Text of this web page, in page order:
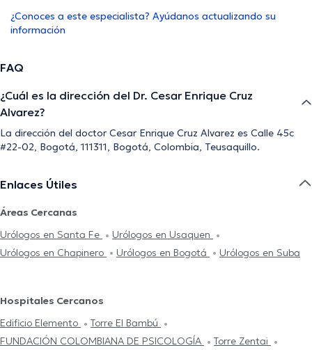
¿Conoces a este especialista? Ayúdanos actualizando su
información
FAQ
¿Cuál es la dirección del Dr. Cesar Enrique Cruz
Alvarez?
La dirección del doctor Cesar Enrique Cruz Alvarez es Calle 45c
#22-02, Bogotá, 111311, Bogotá, Colombia, Teusaquillo.
Enlaces Útiles
Áreas Cercanas
Urólogos en Santa Fe
Urólogos en Usaquen
Urólogos en Chapinero
Urólogos en Bogotá Urólogos en Suba
Hospitales Cercanos
Edificio Elemento
Torre El Bambú
FUNDACIÓN COLOMBIANA DE PSICOLOGÍA
Torre Zentai